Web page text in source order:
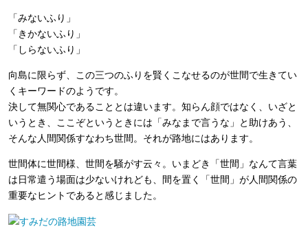
「みないふり」
「きかないふり」
「しらないふり」
向島に限らず、この三つのふりを賢くこなせるのが世間で生きてい
くキーワードのようです。
決して無関心であることとは違います。知らん顔ではなく、いざと
いうとき、ここぞというときには「みなまで言うな」と助けあう、
そんな人間関係すなわち世間。それが路地にはあります。
世間体に世間様、世間を騒がす云々。いまどき「世間」なんて言葉
は日常遣う場面は少ないけれども、間を置く「世間」が人間関係の
重要なヒントであると感じました。